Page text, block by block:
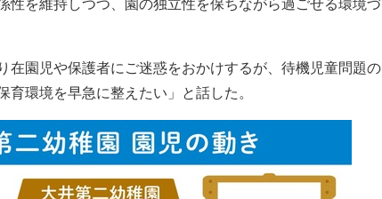
性を維持しつつ、園の独立性を保ちながら過ごせる環境づ
園児や保護者にご迷惑をおかけするが、待機児童問題の
育環境を早急に整えたい」と話した。